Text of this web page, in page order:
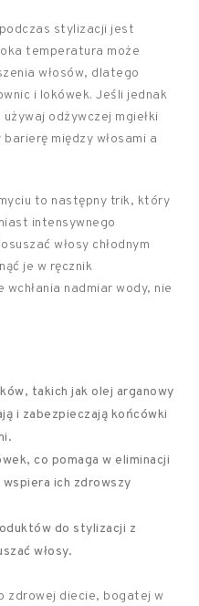
stylizacji jest
temperatura może
włosów, dlatego
i lokówek. Jeśli jednak
odżywczej mgiełki
między włosami a
to następny trik, który
intensywnego
włosy chłodnym
je w ręcznik
nadmiar wody, nie
takich jak olej arganowy
i zabezpieczają końcówki
co pomaga w eliminacji
wspiera ich zdrowszy
do stylizacji z
włosy.
zdrowej diecie, bogatej w